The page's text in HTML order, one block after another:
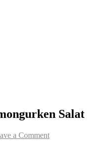
Salat
a Comment